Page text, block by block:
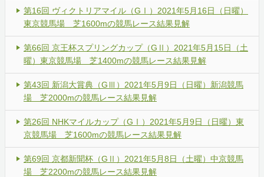
第16回 ヴィクトリアマイル（GⅠ）2021年5月16日（日曜）
東京競馬場 芝1600mの競馬レース結果見解
第66回 京王杯スプリングカップ（GⅡ）2021年5月15日（土
曜）東京競馬場 芝1400mの競馬レース結果見解
第43回 新潟大賞典（GⅢ）2021年5月9日（日曜）新潟競馬
場 芝2000mの競馬レース結果見解
第26回 NHKマイルカップ（GⅠ）2021年5月9日（日曜）東
京競馬場 芝1600mの競馬レース結果見解
第69回 京都新聞杯（GⅡ）2021年5月8日（土曜）中京競馬
場 芝2200mの競馬レース結果見解